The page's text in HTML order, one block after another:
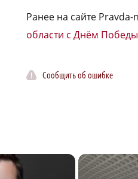
Ранее на сайте
области с Днём Победы
Сообщить об ошибке